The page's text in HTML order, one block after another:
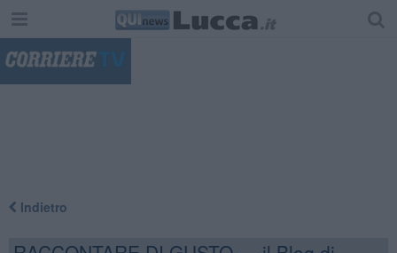
Indietro